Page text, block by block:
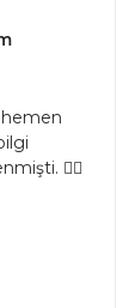
hemen
👌🏻